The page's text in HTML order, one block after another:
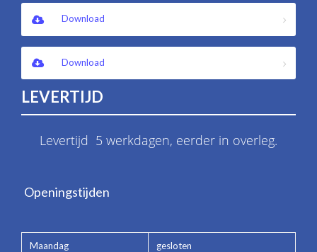
Download
Download
LEVERTIJD
Levertijd 5 werkdagen, eerder in overleg.
Openingstijden
Maandag gesloten